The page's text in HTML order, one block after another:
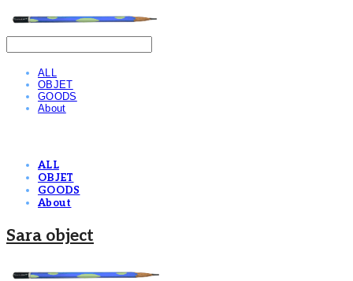
ALL
OBJET
GOODS
About
ALL
OBJET
GOODS
About
Sara object